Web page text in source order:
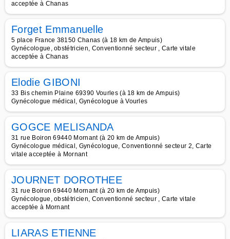
acceptée à Chanas
Forget Emmanuelle
5 place France 38150 Chanas (à 18 km de Ampuis)
Gynécologue, obstétricien, Conventionné secteur , Carte vitale
acceptée à Chanas
Elodie GIBONI
33 Bis chemin Plaine 69390 Vourles (à 18 km de Ampuis)
Gynécologue médical, Gynécologue à Vourles
GOGCE MELISANDA
31 rue Boiron 69440 Mornant (à 20 km de Ampuis)
Gynécologue médical, Gynécologue, Conventionné secteur 2, Carte
vitale acceptée à Mornant
JOURNET DOROTHEE
31 rue Boiron 69440 Mornant (à 20 km de Ampuis)
Gynécologue, obstétricien, Conventionné secteur , Carte vitale
acceptée à Mornant
LIARAS ETIENNE